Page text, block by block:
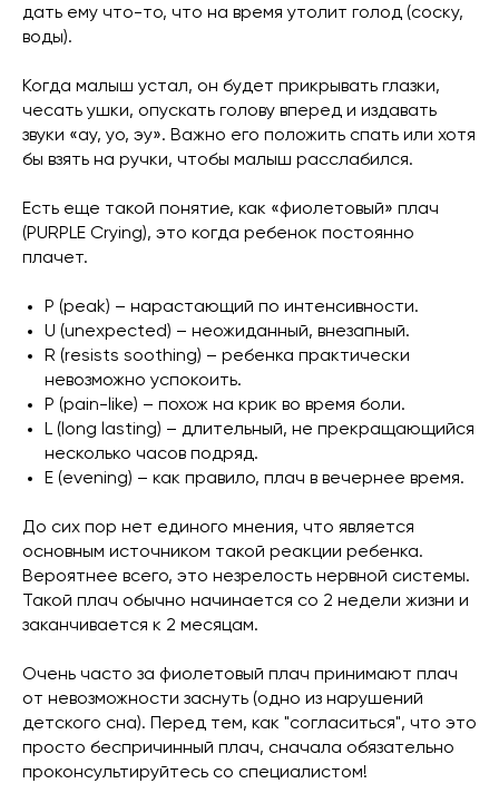
дать ему что-то, что на время утолит голод (соску,
воды).
Когда малыш устал, он будет прикрывать глазки,
чесать ушки, опускать голову вперед и издавать
звуки «ау, уо, эу». Важно его положить спать или хотя
бы взять на ручки, чтобы малыш расслабился.
Есть еще такой понятие, как «фиолетовый» плач
(PURPLE Crying), это когда ребенок постоянно
плачет.
P (peak) – нарастающий по интенсивности.
U (unexpected) – неожиданный, внезапный.
R (resists soothing) – ребенка практически
невозможно успокоить.
P (pain-like) – похож на крик во время боли.
L (long lasting) – длительный, не прекращающийся
несколько часов подряд.
E (evening) – как правило, плач в вечернее время.
До сих пор нет единого мнения, что является
основным источником такой реакции ребенка.
Вероятнее всего, это незрелость нервной системы.
Такой плач обычно начинается со 2 недели жизни и
заканчивается к 2 месяцам.
Очень часто за фиолетовый плач принимают плач
от невозможности заснуть (одно из нарушений
детского сна). Перед тем, как "согласиться", что это
просто беспричинный плач, сначала обязательно
проконсультируйтесь со специалистом!